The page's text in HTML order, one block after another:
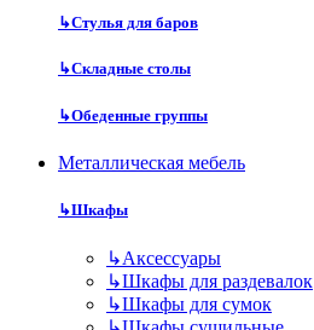
↳Стулья для баров
↳Складные столы
↳Обеденные группы
Металлическая мебель
↳Шкафы
↳Аксессуары
↳Шкафы для раздевалок
↳Шкафы для сумок